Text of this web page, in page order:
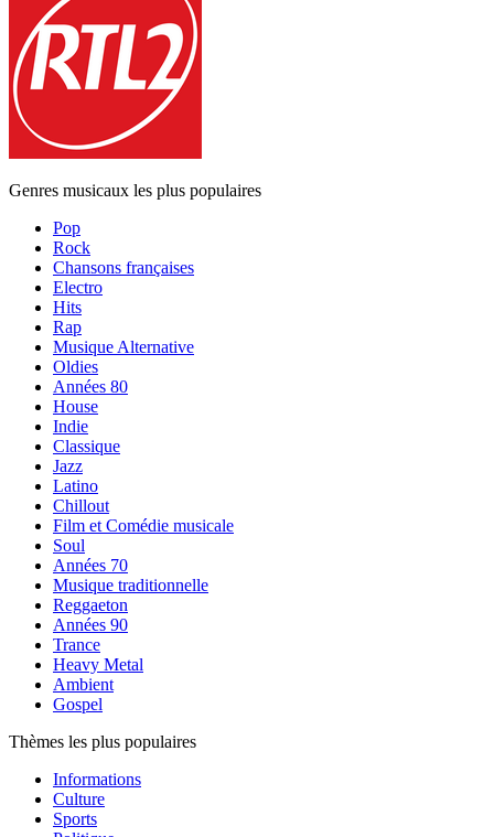
Genres musicaux les plus populaires
Pop
Rock
Chansons françaises
Electro
Hits
Rap
Musique Alternative
Oldies
Années 80
House
Indie
Classique
Jazz
Latino
Chillout
Film et Comédie musicale
Soul
Années 70
Musique traditionnelle
Reggaeton
Années 90
Trance
Heavy Metal
Ambient
Gospel
Thèmes les plus populaires
Informations
Culture
Sports